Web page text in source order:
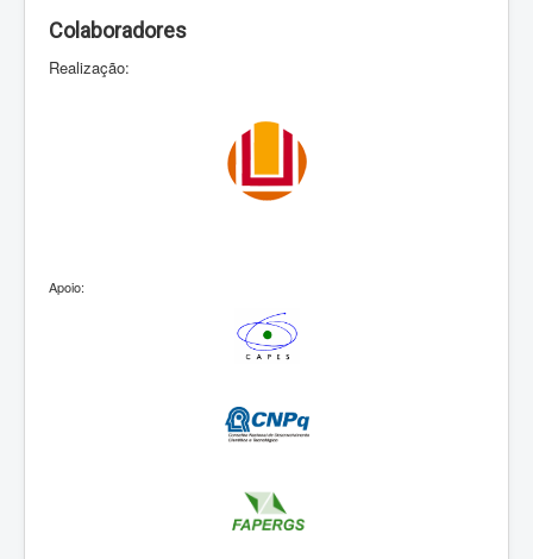
Colaboradores
Realização:
Apoio: